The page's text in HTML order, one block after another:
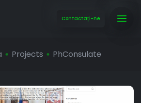
Contactați-ne
Projects PhConsulate